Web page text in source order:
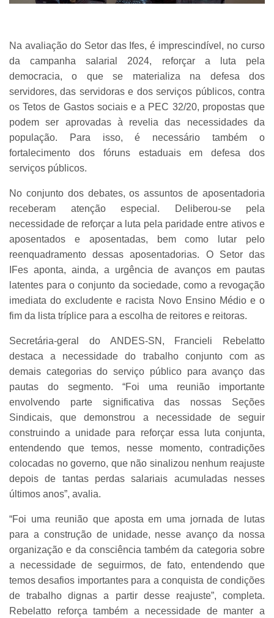
Na avaliação do Setor das Ifes, é imprescindível, no curso
da campanha salarial 2024, reforçar a luta pela
democracia, o que se materializa na defesa dos
servidores, das servidoras e dos serviços públicos, contra
os Tetos de Gastos sociais e a PEC 32/20, propostas que
podem ser aprovadas à revelia das necessidades da
população. Para isso, é necessário também o
fortalecimento dos fóruns estaduais em defesa dos
serviços públicos.
No conjunto dos debates, os assuntos de aposentadoria
receberam atenção especial. Deliberou-se pela
necessidade de reforçar a luta pela paridade entre ativos e
aposentados e aposentadas, bem como lutar pelo
reenquadramento dessas aposentadorias. O Setor das
IFes aponta, ainda, a urgência de avanços em pautas
latentes para o conjunto da sociedade, como a revogação
imediata do excludente e racista Novo Ensino Médio e o
fim da lista tríplice para a escolha de reitores e reitoras.
Secretária-geral do ANDES-SN, Francieli Rebelatto
destaca a necessidade do trabalho conjunto com as
demais categorias do serviço público para avanço das
pautas do segmento. “Foi uma reunião importante
envolvendo parte significativa das nossas Seções
Sindicais, que demonstrou a necessidade de seguir
construindo a unidade para reforçar essa luta conjunta,
entendendo que temos, nesse momento, contradições
colocadas no governo, que não sinalizou nenhum reajuste
depois de tantas perdas salariais acumuladas nesses
últimos anos”, avalia.
“Foi uma reunião que aposta em uma jornada de lutas
para a construção de unidade, nesse avanço da nossa
organização e da consciência também da categoria sobre
a necessidade de seguirmos, de fato, entendendo que
temos desafios importantes para a conquista de condições
de trabalho dignas a partir desse reajuste”, completa.
Rebelatto reforça também a necessidade de manter a